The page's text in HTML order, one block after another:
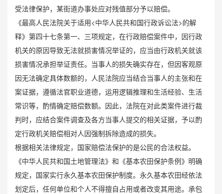
受法律保护，某街道办事处应对残值部分予以赔偿。
《最高人民法院关于适用<中华人民共和国行政诉讼法>的解
释》第四十七条第一、三项规定，在行政赔偿案件中，因行政
机关的原因导致无法就损害情况举证的，应当由行政机关就该
损害情况承担举证责任。当事人的损失确实存在，但因客观原
因无法确定具体数额的，人民法院应当结合当事人的主张和在
案证据，遵循法官职业道德，运用逻辑推理和生活经验、生活
常识等，酌情确定赔偿数额。因此，法院在对此类案件进行裁
判时，应结合案件调查及各方当事人提交的相关证据，予以酌
定行政机关赔偿相对人因强制拆除造成的损失。
根据相关法律规定，国家赔偿法保护的是公民的合法权益。
《中华人民共和国土地管理法》和《基本农田保护条例》明确
规定，国家实行永久基本农田保护制度。永久基本农田经依法
划定后，任何单位和个人不得擅自占用或者改变其用途。承包